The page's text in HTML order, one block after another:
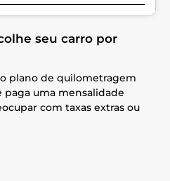
seu carro por
plano de quilometragem
paga uma mensalidade
com taxas extras ou